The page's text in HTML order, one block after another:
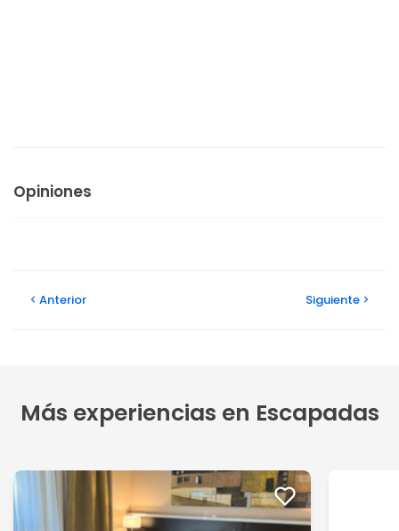
Opiniones
Anterior Siguiente
Más experiencias en Escapadas